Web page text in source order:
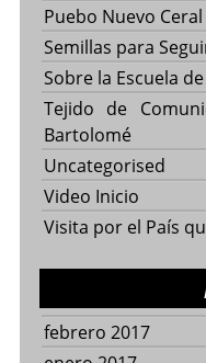
Puebo Nuevo Ceral
Semillas para
Sobre la Escuela
Tejido de
Bartolomé
Uncategorised
Video Inicio
Visita por el País
febrero 2017